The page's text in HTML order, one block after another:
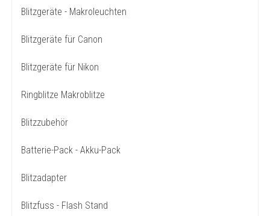
Blitzgeräte - Makroleuchten
Blitzgeräte für Canon
Blitzgeräte für Nikon
Ringblitze Makroblitze
Blitzzubehör
Batterie-Pack - Akku-Pack
Blitzadapter
Blitzfuss - Flash Stand